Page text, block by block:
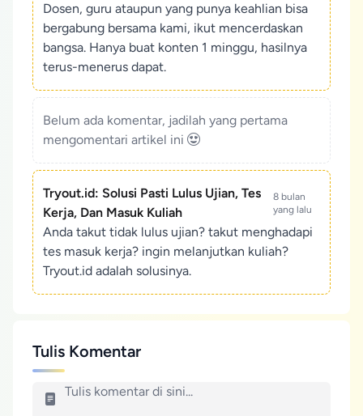
Dosen, guru ataupun yang punya keahlian bisa
bergabung bersama kami, ikut mencerdaskan
bangsa. Hanya buat konten 1 minggu, hasilnya
terus-menerus dapat.
Belum ada komentar, jadilah yang pertama
mengomentari artikel ini
Tryout.id: Solusi Pasti Lulus Ujian, Tes
Kerja, Dan Masuk Kuliah
8 bulan
yang lalu
Anda takut tidak lulus ujian? takut menghadapi
tes masuk kerja? ingin melanjutkan kuliah?
Tryout.id adalah solusinya.
Tulis Komentar